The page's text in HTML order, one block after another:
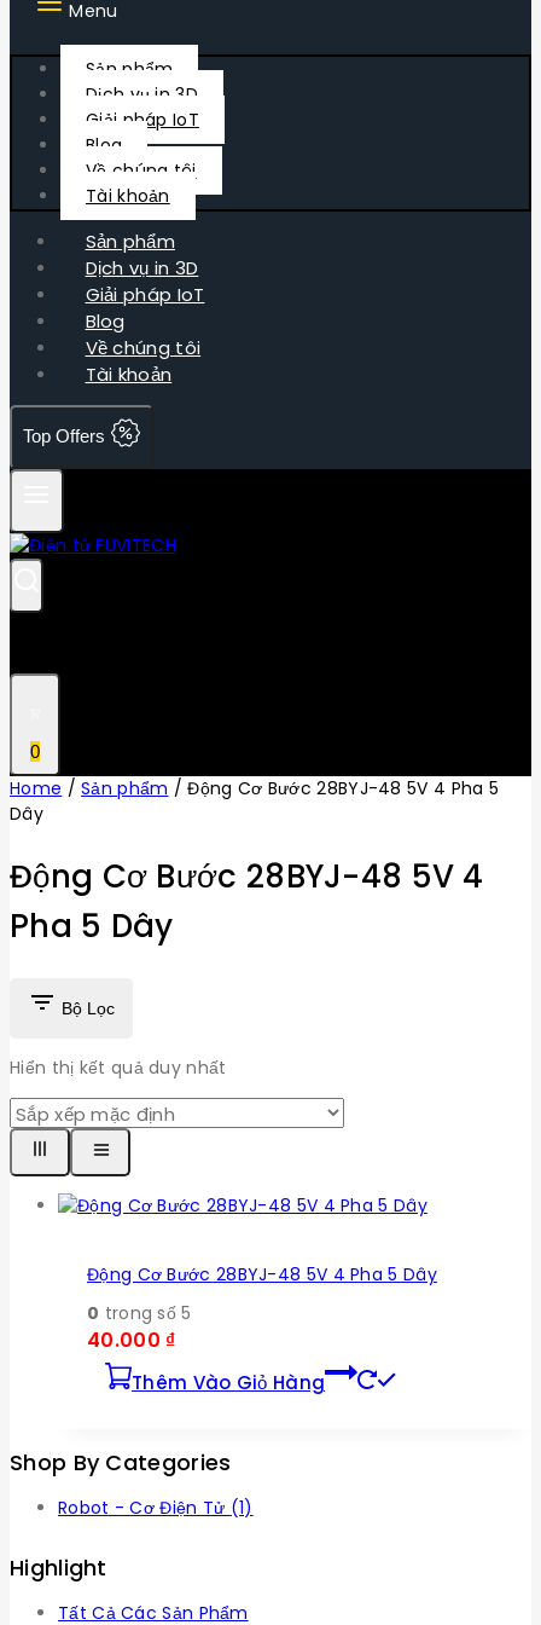
Menu
Sản phẩm
Dịch vụ in 3D
Giải pháp IoT
Blog
Về chúng tôi
Tài khoản
Sản phẩm
Dịch vụ in 3D
Giải pháp IoT
Blog
Về chúng tôi
Tài khoản
Top Offers
0
Home / Sản phẩm / Động Cơ Bước 28BYJ-48 5V 4 Pha 5
Dây
Động Cơ Bước 28BYJ-48 5V 4
Pha 5 Dây
Bộ Lọc
Hiển thị kết quả duy nhất
Động Cơ Bước 28BYJ-48 5V 4 Pha 5 Dây
0 trong số 5
40.000 ₫
Thêm Vào Giỏ Hàng
Shop By Categories
Robot - Cơ Điện Tử (1)
Highlight
Tất Cả Các Sản Phẩm